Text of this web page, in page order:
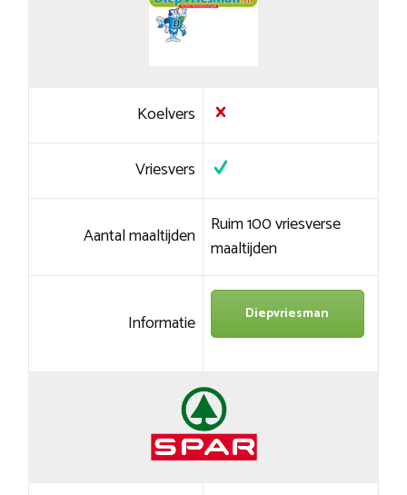
Koelvers
Vriesvers
Aantal maaltijden Ruim 100 vriesverse
maaltijden
Informatie Diepvriesman